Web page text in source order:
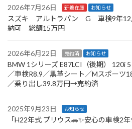
2026年7月26日 新着在庫 お知らせ
スズキ アルトラパン G 車検9年
納可 総額15万円
2026年6月22日 売約済 お知らせ
BMW 1シリーズ E87LCI（後期） 120i
／車検R8.9／黒革シート／Mスポーツ
／乗り出し39.8万円→売約済
2025年9月23日 お知らせ
「H22年式 プリウス🚗✨安心の車検2年